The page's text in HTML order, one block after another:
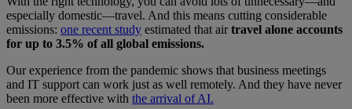
especially domestic—travel. And this means cutting considerable
emissions: one recent study estimated that airtravel alone accounts
for up to 3.5% of all global emissions.
Our experience from the pandemic shows that business meetings
and IT support can work just as well remotely. And they have never
been more effective with the arrival of AI.